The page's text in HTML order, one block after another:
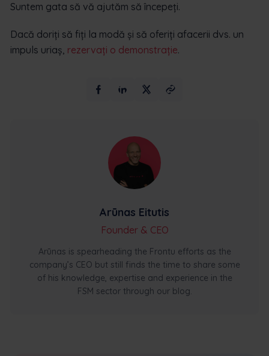
Suntem gata să vă ajutăm să începeți.
Dacă doriți să fiți la modă și să oferiți afacerii dvs. un
impuls uriaș, rezervați o demonstrație.
Arūnas Eitutis
Founder & CEO
Arūnas is spearheading the Frontu efforts as the
company’s CEO but still finds the time to share some
of his knowledge, expertise and experience in the
FSM sector through our blog.